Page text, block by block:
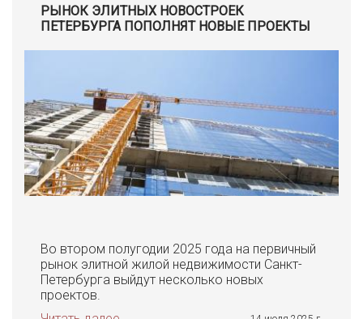
РЫНОК ЭЛИТНЫХ НОВОСТРОЕК
ПЕТЕРБУРГА ПОПОЛНЯТ НОВЫЕ ПРОЕКТЫ
Во втором полугодии 2025 года на первичный
рынок элитной жилой недвижимости Санкт-
Петербурга выйдут несколько новых
проектов.